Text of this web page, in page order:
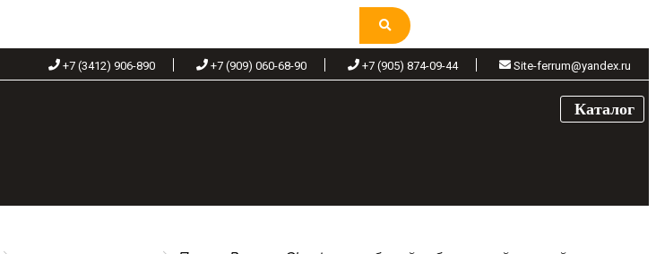
+7 (3412) 906-890 +7 (909) 060-68-90 +7 (905) 874-09-44 Site-ferrum@yandex.ru
Каталог